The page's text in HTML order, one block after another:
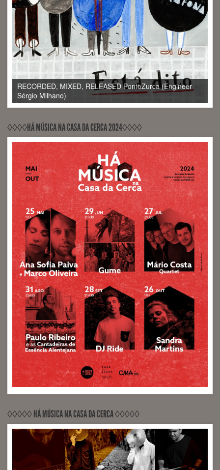
RECORDED, MIXED, RELEASED PontoZurca (Engineer
Sérgio Milhano)
◊◊◊◊HÁ MÚSICA NA CASA DA CERCA 2024◊◊◊◊
◊◊◊◊◊ HÁ MÚSICA NA CASA DA CERCA ◊◊◊◊◊